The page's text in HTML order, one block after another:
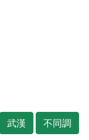
武漢
不同調